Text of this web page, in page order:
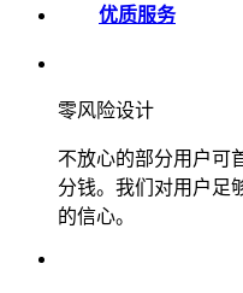
优质服务
零风险设计
不放心的部分用户可
分钱。我们对用户足
的信心。